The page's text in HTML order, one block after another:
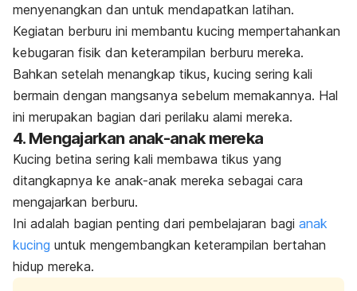
menyenangkan dan untuk mendapatkan latihan.
Kegiatan berburu ini membantu kucing mempertahankan
kebugaran fisik dan keterampilan berburu mereka.
Bahkan setelah menangkap tikus, kucing sering kali
bermain dengan mangsanya sebelum memakannya. Hal
ini merupakan bagian dari perilaku alami mereka.
4. Mengajarkan anak-anak mereka
Kucing betina sering kali membawa tikus yang
ditangkapnya ke anak-anak mereka sebagai cara
mengajarkan berburu.
Ini adalah bagian penting dari pembelajaran bagi anak
kucing untuk mengembangkan keterampilan bertahan
hidup mereka.